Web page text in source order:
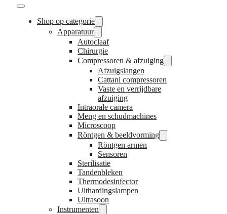
Shop op categorie
Apparatuur
Autoclaaf
Chirurgie
Compressoren & afzuiging
Afzuigslangen
Cattani compressoren
Vaste en verrijdbare
afzuiging
Intraorale camera
Meng en schudmachines
Microscoop
Röntgen & beeldvorming
Röntgen armen
Sensoren
Sterilisatie
Tandenbleken
Thermodesinfector
Uithardingslampen
Ultrasoon
Instrumenten